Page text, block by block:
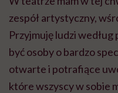
zespół artystyczny,
Przyjmuję ludzi
być osoby o bardzo
otwarte i potrafiące
które wszyscy w sobie